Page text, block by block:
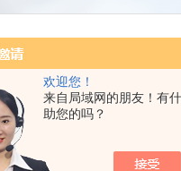
欢迎您！
来自局域网的朋友！有
助您的吗？
您现